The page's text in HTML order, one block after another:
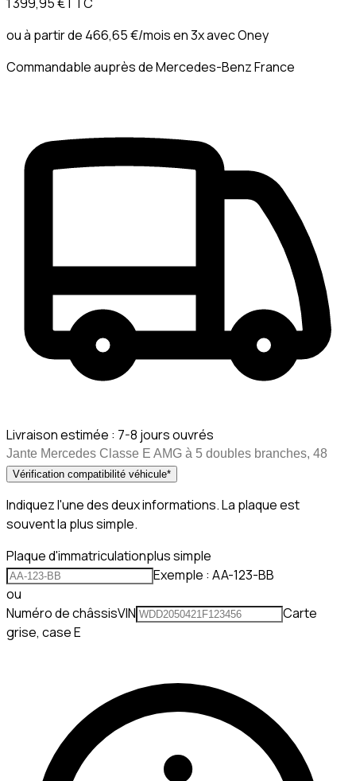
ou à partir de 466,65 €/mois en 3x avecOney
Commandable auprès de Mercedes-Benz France
Livraison estimée : 7-8 jours ouvrés
Jante Mercedes Classe E AMG à 5 doubles branches, 48
Vérification compatibilité véhicule*
Indiquez l'une des deux informations. La plaque est
souvent la plus simple.
Plaque d'immatriculationplus simple
Exemple : AA-123-BB
ou
Numéro de châssisVIN
Carte
grise, case E